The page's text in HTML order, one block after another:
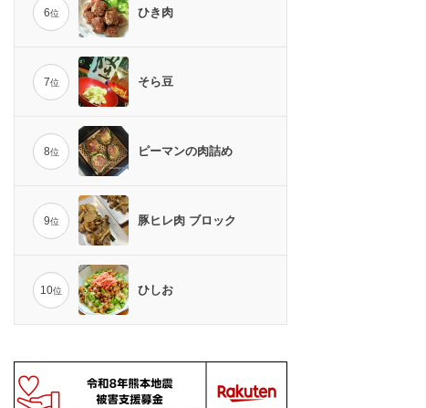
6位 ひき肉
7位 そら豆
8位 ピーマンの肉詰め
9位 豚ヒレ肉 ブロック
10位 ひしお